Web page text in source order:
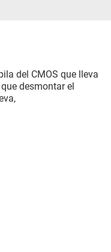
del CMOS que lleva
desmontar el